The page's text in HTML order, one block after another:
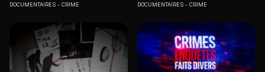
DOCUMENTAIRES CRIME DOCUMENTAIRES CRIME